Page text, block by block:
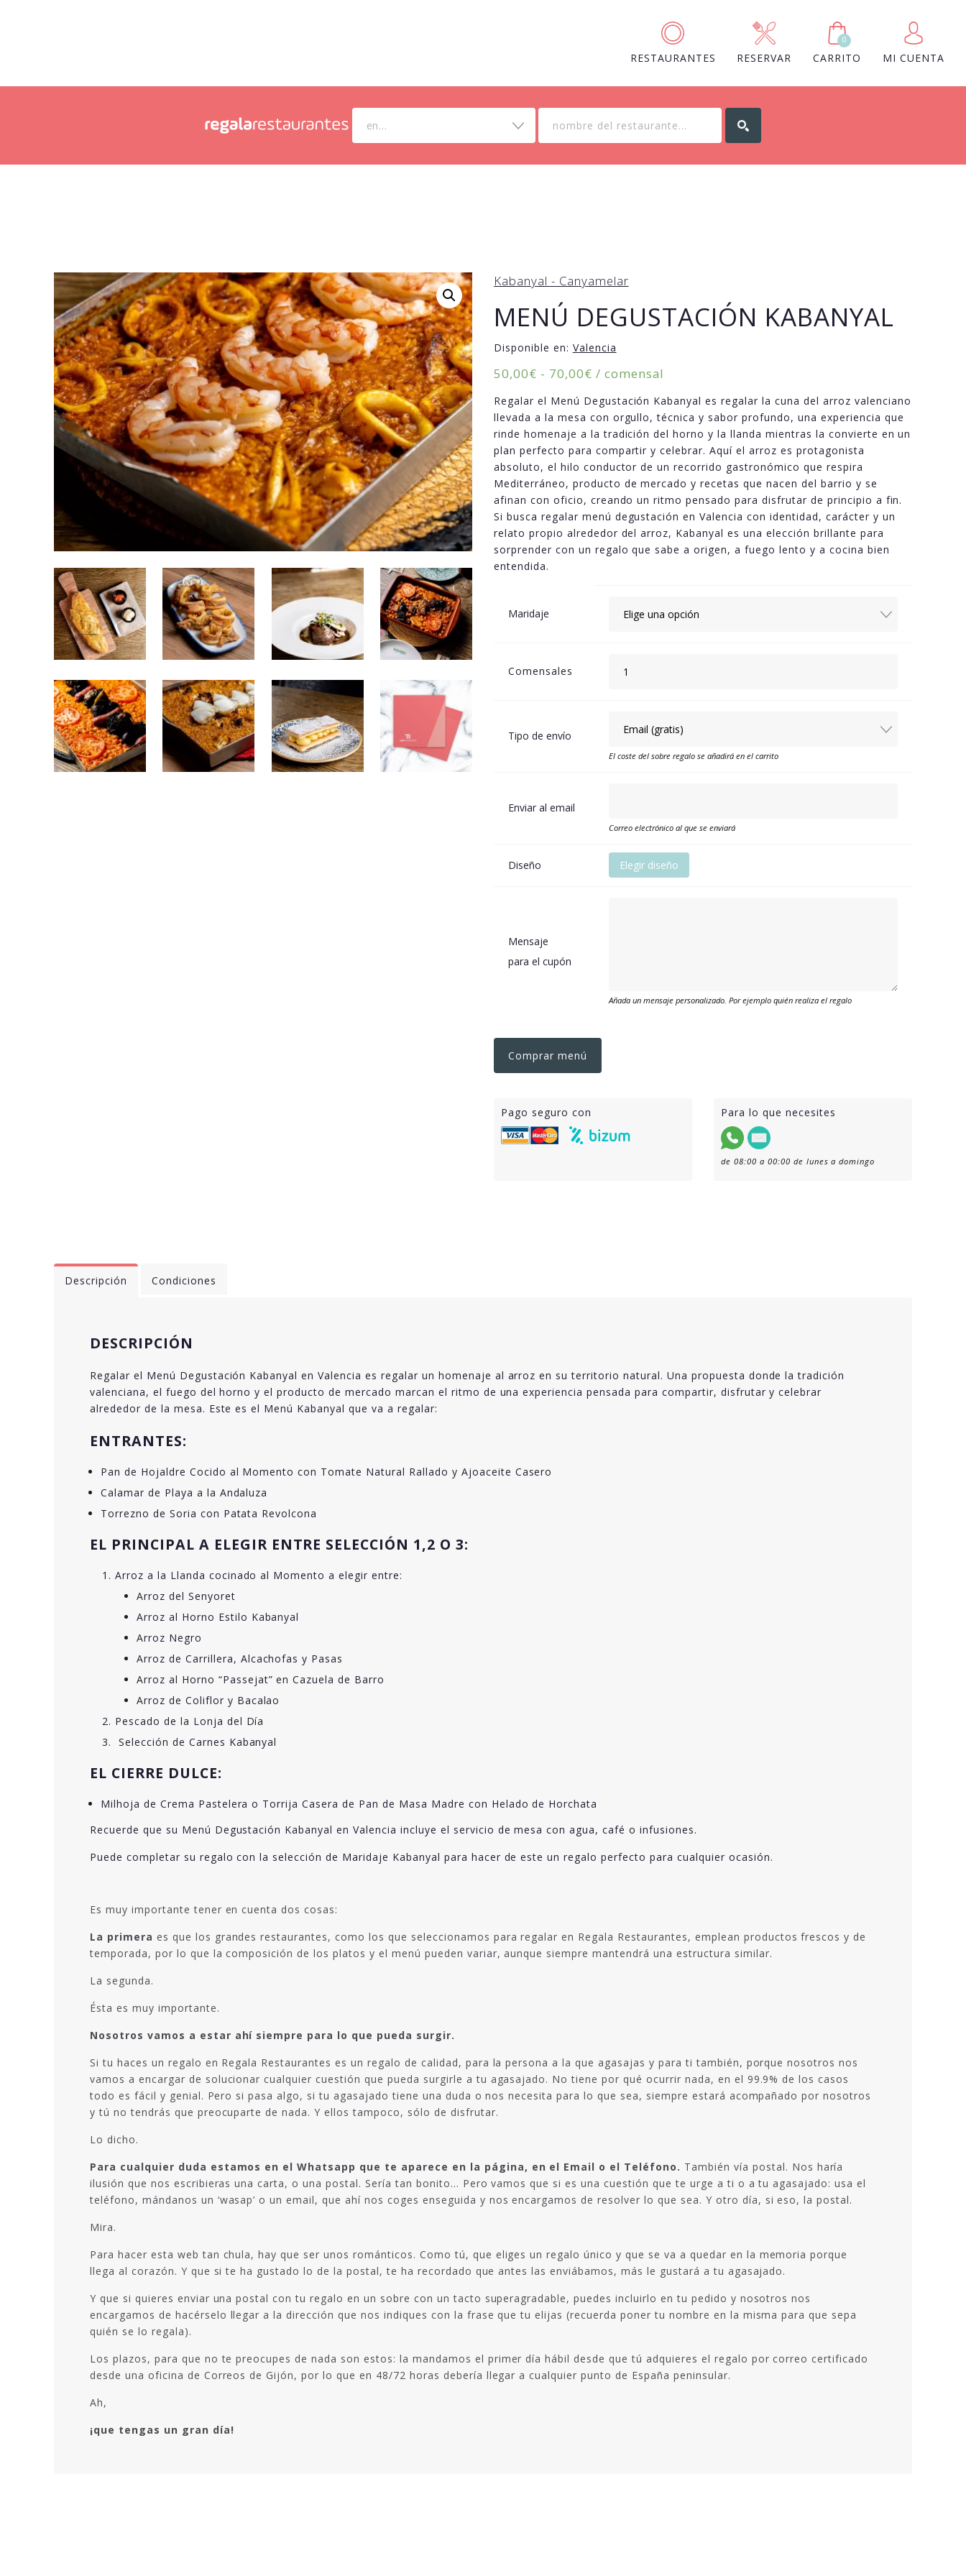
RESTAURANTES RESERVAR
0
CARRITO MI CUENTA
en...
Kabanyal - Canyamelar
MENÚ DEGUSTACIÓN KABANYAL
Disponible en: Valencia
50,00€ - 70,00€Rango
precios:
desde
50,00€
hasta
70,00€
/ comensal
Regalar el Menú Degustación Kabanyal es regalar la cuna del arroz valenciano
llevada a la mesa con orgullo, técnica y sabor profundo, una experiencia que
rinde homenaje a la tradición del horno y la llanda mientras la convierte en un
plan perfecto para compartir y celebrar. Aquí el arroz es protagonista
absoluto, el hilo conductor de un recorrido gastronómico que respira
Mediterráneo, producto de mercado y recetas que nacen del barrio y se
afinan con oficio, creando un ritmo pensado para disfrutar de principio a fin.
Si busca regalar menú degustación en Valencia con identidad, carácter y un
relato propio alrededor del arroz, Kabanyal es una elección brillante para
sorprender con un regalo que sabe a origen, a fuego lento y a cocina bien
entendida.
Maridaje
Comensales
Tipo de envío
El coste del sobre regalo se añadirá en el carrito
Enviar al email
Correo electrónico al que se enviará
Diseño Elegir diseño
Mensaje
para el cupón
Añada un mensaje personalizado. Por ejemplo quién realiza el regalo
Comprar menú
Pago seguro con Para lo que necesites
de 08:00 a 00:00 de lunes a domingo
Descripción Condiciones
DESCRIPCIÓN
Regalar el Menú Degustación Kabanyal en Valencia es regalar un homenaje al arroz en su territorio natural. Una propuesta donde la tradición
valenciana, el fuego del horno y el producto de mercado marcan el ritmo de una experiencia pensada para compartir, disfrutar y celebrar
alrededor de la mesa. Este es el Menú Kabanyal que va a regalar:
ENTRANTES:
Pan de Hojaldre Cocido al Momento con Tomate Natural Rallado y Ajoaceite Casero
Calamar de Playa a la Andaluza
Torrezno de Soria con Patata Revolcona
EL PRINCIPAL A ELEGIR ENTRE SELECCIÓN 1,2 O 3:
Arroz a la Llanda cocinado al Momento a elegir entre:
Arroz del Senyoret
Arroz al Horno Estilo Kabanyal
Arroz Negro
Arroz de Carrillera, Alcachofas y Pasas
Arroz al Horno “Passejat” en Cazuela de Barro
Arroz de Coliflor y Bacalao
Pescado de la Lonja del Día
Selección de Carnes Kabanyal
EL CIERRE DULCE:
Milhoja de Crema Pastelera o Torrija Casera de Pan de Masa Madre con Helado de Horchata
Recuerde que su Menú Degustación Kabanyal en Valencia incluye el servicio de mesa con agua, café o infusiones.
Puede completar su regalo con la selección de Maridaje Kabanyal para hacer de este un regalo perfecto para cualquier ocasión.
Es muy importante tener en cuenta dos cosas:
La primera es que los grandes restaurantes, como los que seleccionamos para regalar en Regala Restaurantes, emplean productos frescos y de
temporada, por lo que la composición de los platos y el menú pueden variar, aunque siempre mantendrá una estructura similar.
La segunda.
Ésta es muy importante.
Nosotros vamos a estar ahí siempre para lo que pueda surgir.
Si tu haces un regalo en Regala Restaurantes es un regalo de calidad, para la persona a la que agasajas y para ti también, porque nosotros nos
vamos a encargar de solucionar cualquier cuestión que pueda surgirle a tu agasajado. No tiene por qué ocurrir nada, en el 99.9% de los casos
todo es fácil y genial. Pero si pasa algo, si tu agasajado tiene una duda o nos necesita para lo que sea, siempre estará acompañado por nosotros
y tú no tendrás que preocuparte de nada. Y ellos tampoco, sólo de disfrutar.
Lo dicho.
Para cualquier duda estamos en el Whatsapp que te aparece en la página, en el Email o el Teléfono. También vía postal. Nos haría
ilusión que nos escribieras una carta, o una postal. Sería tan bonito… Pero vamos que si es una cuestión que te urge a ti o a tu agasajado: usa el
teléfono, mándanos un ‘wasap’ o un email, que ahí nos coges enseguida y nos encargamos de resolver lo que sea. Y otro día, si eso, la postal.
Mira.
Para hacer esta web tan chula, hay que ser unos románticos. Como tú, que eliges un regalo único y que se va a quedar en la memoria porque
llega al corazón. Y que si te ha gustado lo de la postal, te ha recordado que antes las enviábamos, más le gustará a tu agasajado.
Y que si quieres enviar una postal con tu regalo en un sobre con un tacto superagradable, puedes incluirlo en tu pedido y nosotros nos
encargamos de hacérselo llegar a la dirección que nos indiques con la frase que tu elijas (recuerda poner tu nombre en la misma para que sepa
quién se lo regala).
Los plazos, para que no te preocupes de nada son estos: la mandamos el primer día hábil desde que tú adquieres el regalo por correo certificado
desde una oficina de Correos de Gijón, por lo que en 48/72 horas debería llegar a cualquier punto de España peninsular.
Ah,
¡que tengas un gran día!